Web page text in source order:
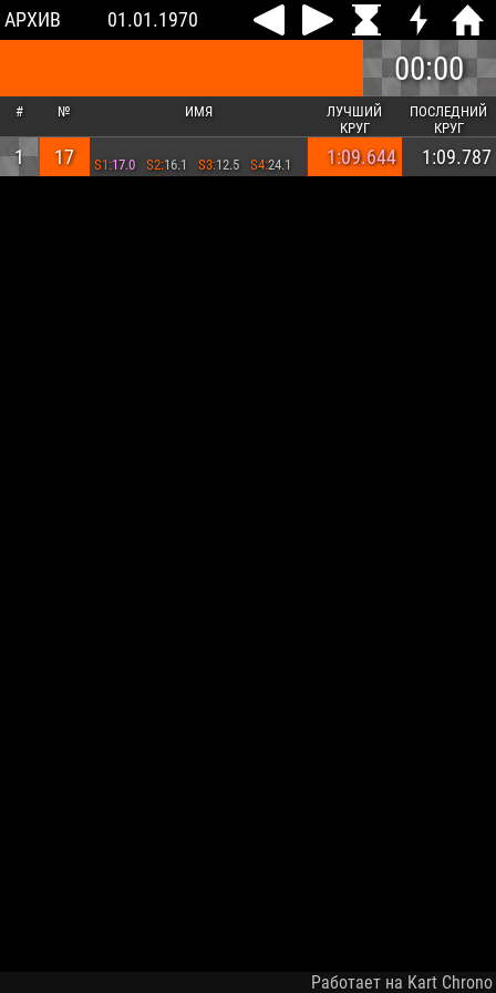
АРХИВ 01.01.1970
00:00
# № ИМЯ
ЛУЧШИЙ
КРУГ
ПОСЛЕДНИЙ
КРУГ
1 17 S1:17.0 S2:16.1 S3:12.5 S4:24.1 1:09.644 1:09.787
Работает на Kart Chrono